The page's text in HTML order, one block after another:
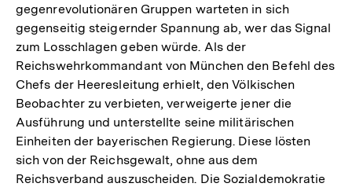
gegenrevolutionären Gruppen warteten in sich
gegenseitig steigernder Spannung ab, wer das Signal
zum Losschlagen geben würde. Als der
Reichswehrkommandant von München den Befehl des
Chefs der Heeresleitung erhielt, den Völkischen
Beobachter zu verbieten, verweigerte jener die
Ausführung und unterstellte seine militärischen
Einheiten der bayerischen Regierung. Diese lösten
sich von der Reichsgewalt, ohne aus dem
Reichsverband auszuscheiden. Die Sozialdemokratie